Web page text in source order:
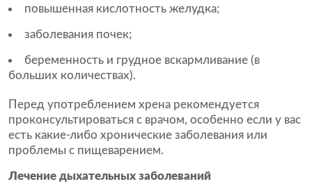
повышенная кислотность желудка;
заболевания почек;
беременность и грудное вскармливание (в
больших количествах).
Перед употреблением хрена рекомендуется
проконсультироваться с врачом, особенно если у вас
есть какие-либо хронические заболевания или
проблемы с пищеварением.
Лечение дыхательных заболеваний